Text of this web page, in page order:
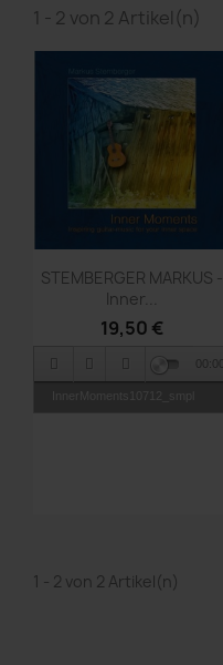
1 - 2 von 2 Artikel(n)
Vorschau
STEMBERGER MARKUS -
Inner...
19,50 €
00:00
1 - 2 von 2 Artikel(n)